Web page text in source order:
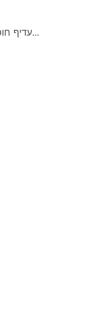
עדיף חופש עם עוני מאשר מאסר עם עושר...